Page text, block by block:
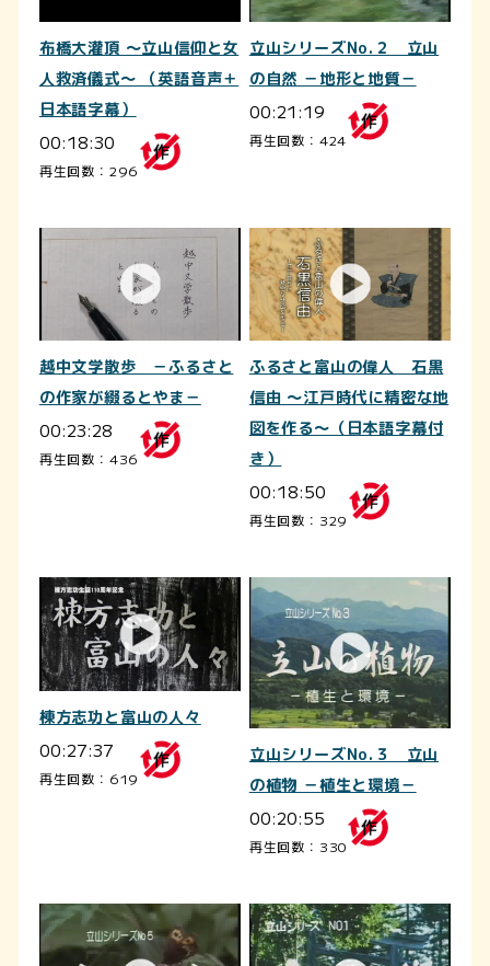
布橋大灌頂 ～立山信仰と女
人救済儀式～ （英語音声＋
日本語字幕）
00:18:30
再生回数：296
立山シリーズNo.２ 立山
の自然 －地形と地質－
00:21:19
再生回数：424
越中文学散歩 －ふるさと
の作家が綴るとやま－
00:23:28
再生回数：436
ふるさと富山の偉人 石黒
信由 ～江戸時代に精密な地
図を作る～（日本語字幕付
き）
00:18:50
再生回数：329
棟方志功と富山の人々
00:27:37
再生回数：619
立山シリーズNo.３ 立山
の植物 －植生と環境－
00:20:55
再生回数：330